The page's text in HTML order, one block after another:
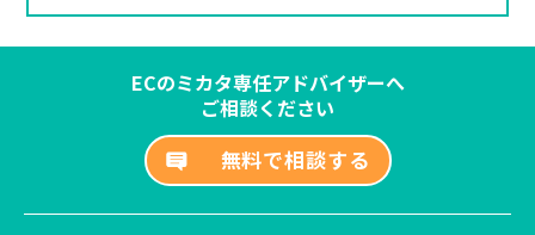
ECのミカタ専任アドバイザーへ
ご相談ください
無料で相談する